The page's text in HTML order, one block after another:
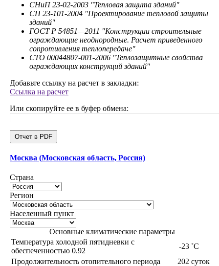
СНиП 23-02-2003 "Тепловая защита зданий"
СП 23-101-2004 "Проектирование тепловой защиты
зданий"
ГОСТ Р 54851—2011 "Конструкции строительные
ограждающие неоднородные. Расчет приведенного
сопротивления теплопередаче"
СТО 00044807-001-2006 "Теплозащитные свойства
ограждающих конструкций зданий"
Добавьте ссылку на расчет в закладки:
Ссылка на расчет
Или скопируйте ее в буфер обмена:
Отчет в PDF
Москва (Московская область, Россия)
Страна
Регион
Населенный пункт
Основные климатические параметры
Температура холодной пятидневки с
обеспеченностью 0.92
-23 ˚С
Продолжительность отопительного периода
202 суток